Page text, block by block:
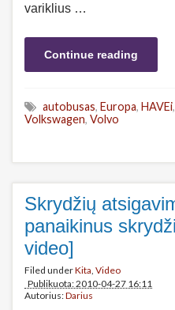
variklius …
Continue reading
autobusas, Europa, HAVEi,
Volkswagen, Volvo
Skrydžių
panaikinus
video]
Filed underKita Video
Publikuota: 2010-04-27 16:11
Autorius:Darius